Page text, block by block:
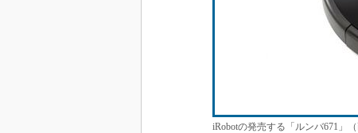
iRobotの発売する「ルンバ671」